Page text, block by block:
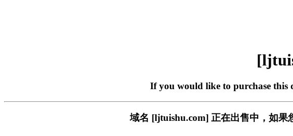
If you would like to purchase this
域名 [ljtuishu.com] 正在出售中，如果